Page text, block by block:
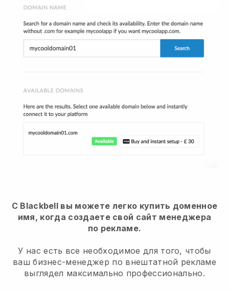
С Blackbell вы можете легко купить доменное
имя, когда создаете свой сайт менеджера
по рекламе.
У нас есть все необходимое для того, чтобы
ваш бизнес-менеджер по внештатной рекламе
выглядел максимально профессионально.